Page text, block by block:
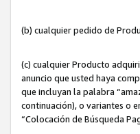
(b) cualquier pedido de
(c) cualquier Producto
anuncio que usted haya
que incluyan la palabra
continuación), o variantes o
“Colocación de Búsqueda